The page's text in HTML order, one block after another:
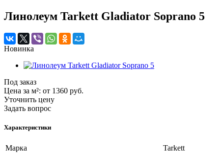
Линолеум Tarkett Gladiator Soprano 5
Новинка
Под заказ
Цена за м²: от 1360 руб.
Уточнить цену
Задать вопрос
Характеристики
Марка
Tarkett